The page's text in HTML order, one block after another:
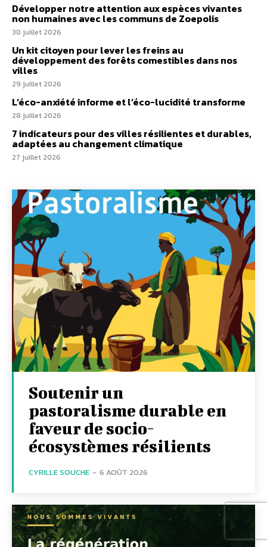
Développer notre attention aux espèces vivantes
non humaines avec les communs de Zoepolis
30 juillet 2026
Un kit citoyen pour lever les freins au
développement des forêts comestibles dans nos
villes
29 juillet 2026
L’éco-anxiété informe et l’éco-lucidité transforme
28 juillet 2026
7 indicateurs pour des villes résilientes et durables,
adaptées au changement climatique
27 juillet 2026
Soutenir un
pastoralisme durable en
faveur de socio-
écosystèmes résilients
CYRILLE SOUCHE - 6 AOÛT 2026